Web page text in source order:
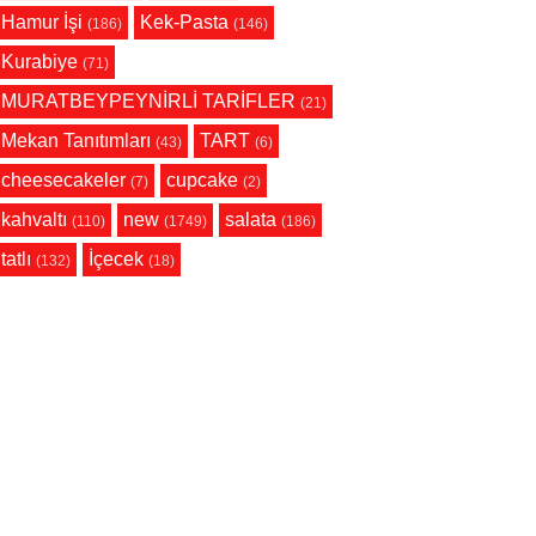
Hamur İşi (186) Kek-Pasta (146)
Kurabiye (71)
MURATBEYPEYNİRLİ TARİFLER (21)
Mekan Tanıtımları (43) TART (6)
cheesecakeler (7) cupcake (2)
kahvaltı (110) new (1749) salata (186)
tatlı (132) İçecek (18)